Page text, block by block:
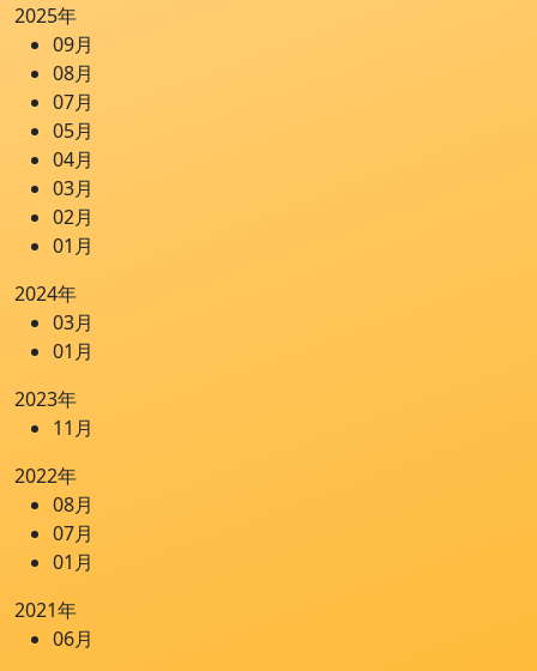
2025年
09月
08月
07月
05月
04月
03月
02月
01月
2024年
03月
01月
2023年
11月
2022年
08月
07月
01月
2021年
06月